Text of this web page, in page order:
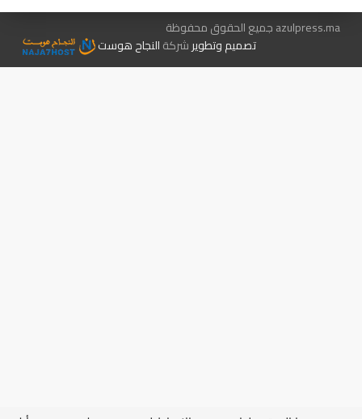
azulpress.ma جميع الحقوق محفوظة
تصميم وتطويرشركةالنجاح هوست